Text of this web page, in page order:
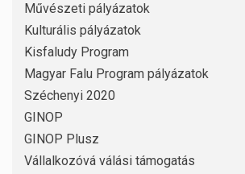
Művészeti pályázatok
Kulturális pályázatok
Kisfaludy Program
Magyar Falu Program pályázatok
Széchenyi 2020
GINOP
GINOP Plusz
Vállalkozóvá válási támogatás